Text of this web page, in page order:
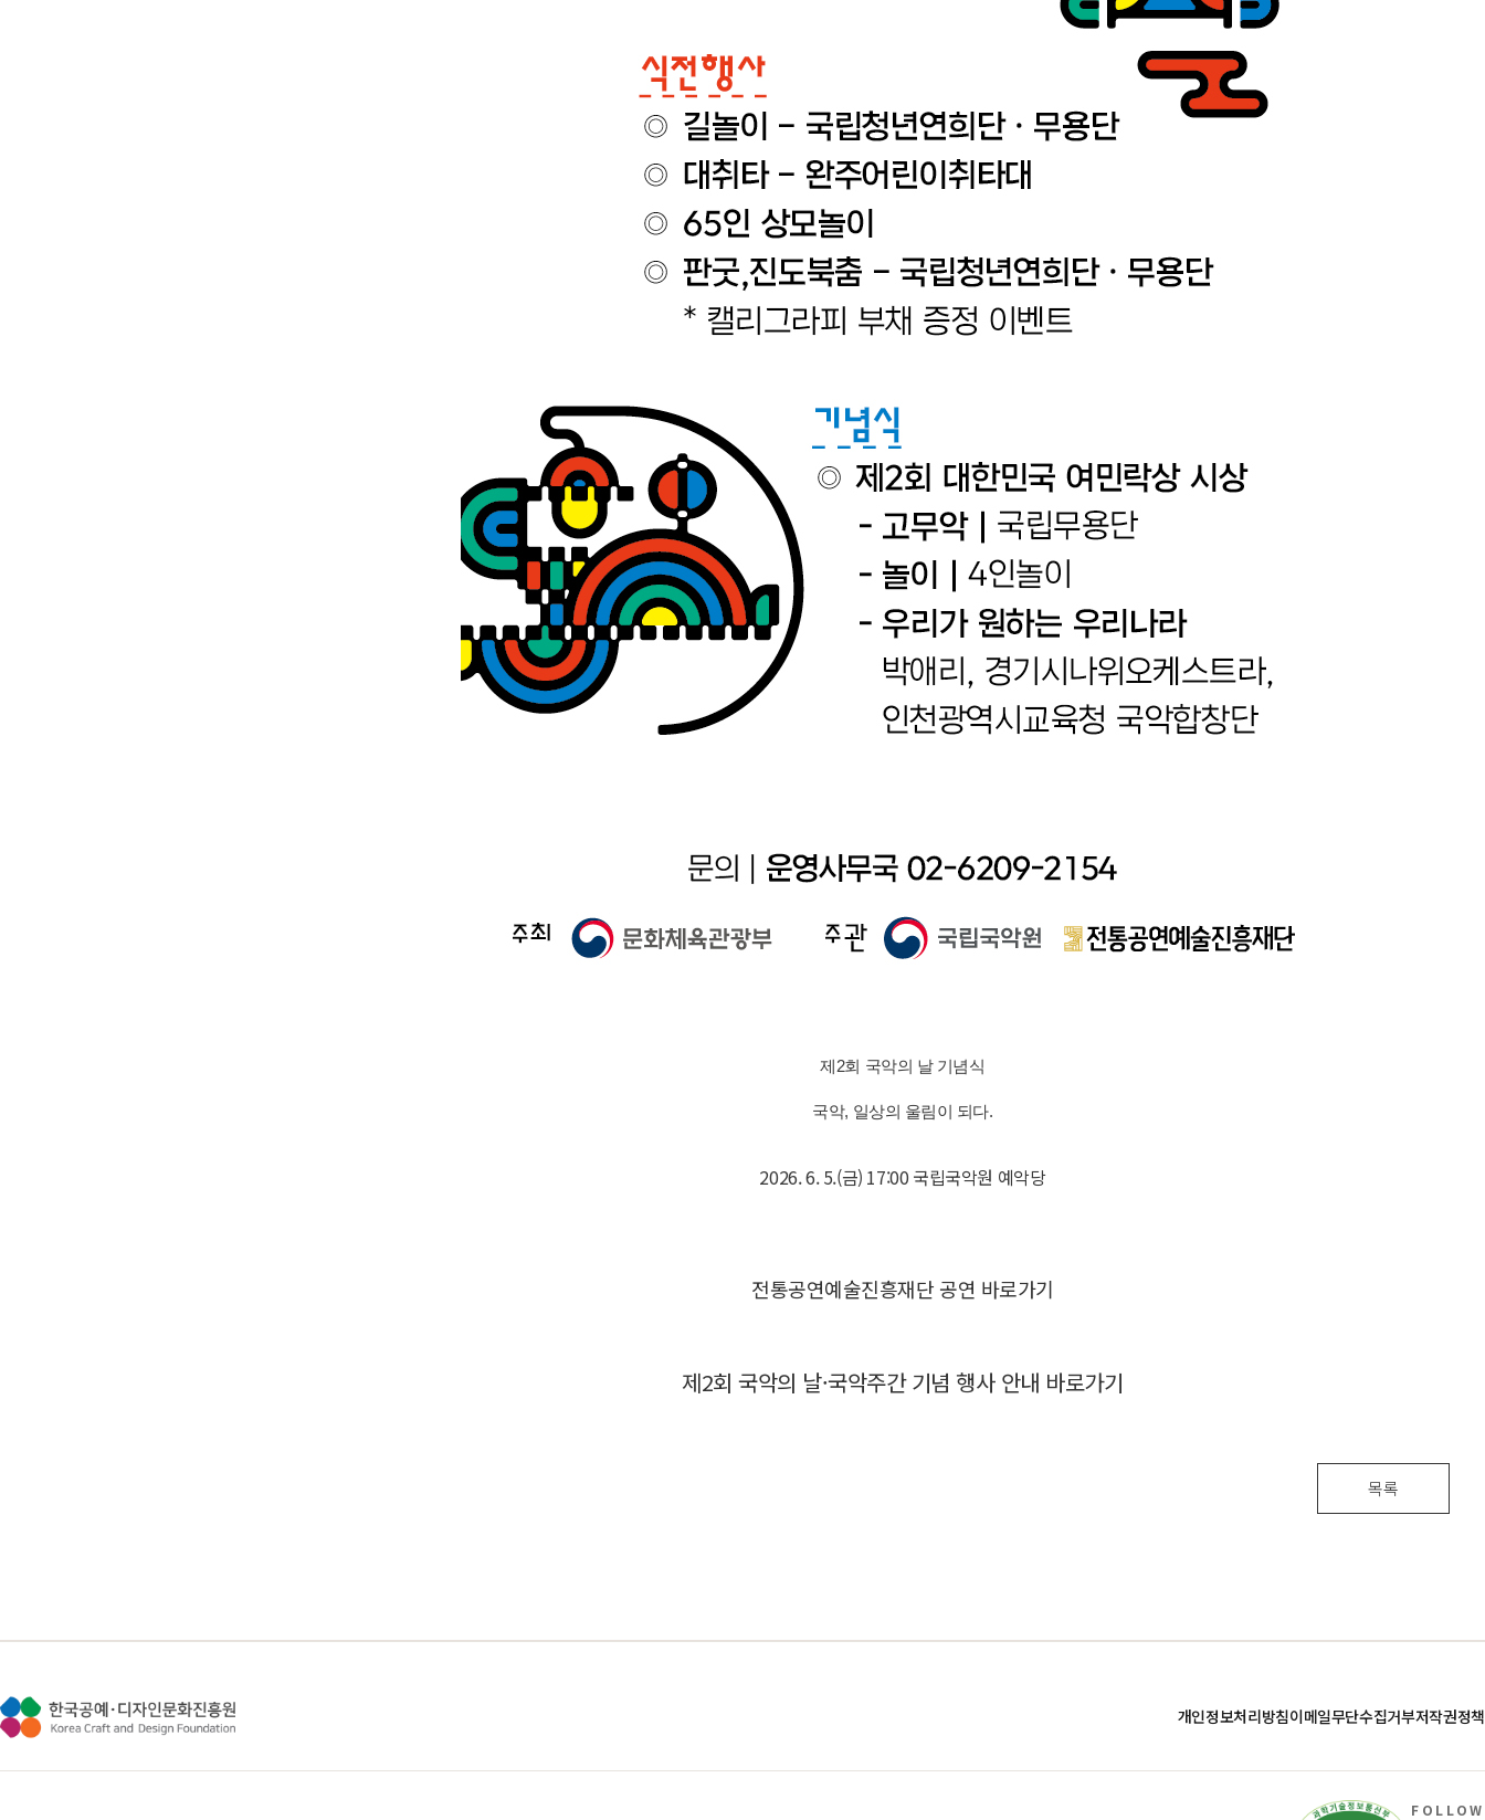
제2회 국악의 날 기념식
국악, 일상의 울림이 되다.
2026. 6. 5.(금) 17:00 국립국악원 예악당
전통공연예술진흥재단 공연 바로가기
제2회 국악의 날·국악주간 기념 행사 안내 바로가기
목록
개인정보처리방침이메일무단수집거부저작권정책
FOLLOW